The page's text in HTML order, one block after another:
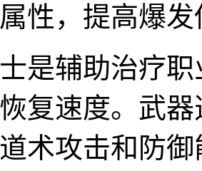
性，提高爆发
是辅助治疗
复速度。武
术攻击和防